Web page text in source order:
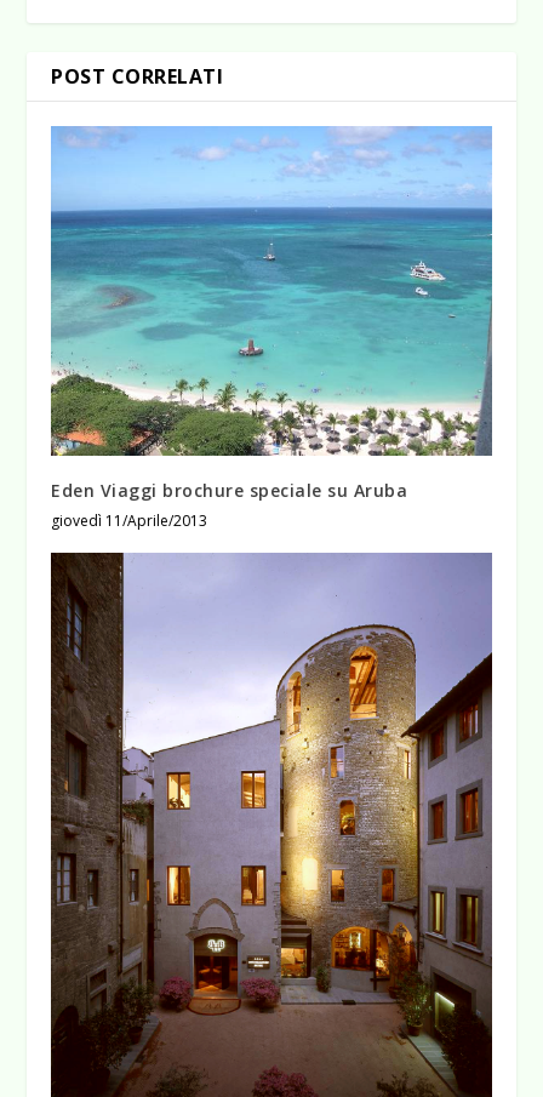
POST CORRELATI
Eden Viaggi brochure speciale su Aruba
giovedì 11/Aprile/2013